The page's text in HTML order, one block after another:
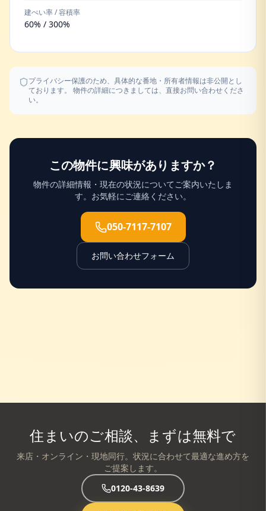
建ぺい率 / 容積率
60% / 300%
プライバシー保護のため、具体的な番地・所有者情報は非公開とし
ております。 物件の詳細につきましては、直接お問い合わせくださ
い。
この物件に興味がありますか？
物件の詳細情報・現在の状況についてご案内いたしま
す。お気軽にご連絡ください。
050-7117-7107
お問い合わせフォーム
住まいのご相談、まずは無料で
来店・オンライン・現地同行。状況に合わせて最適な進め方を
ご提案します。
0120-43-8639